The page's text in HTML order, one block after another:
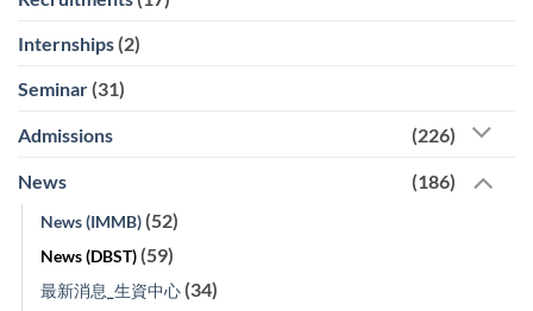
Internships (2)
Seminar (31)
Admissions (226)
News (186)
News (IMMB) (52)
News (DBST) (59)
最新消息_生資中心 (34)